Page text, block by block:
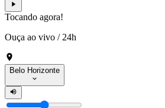
Tocando agora!
Ouça ao vivo / 24h
Belo Horizonte